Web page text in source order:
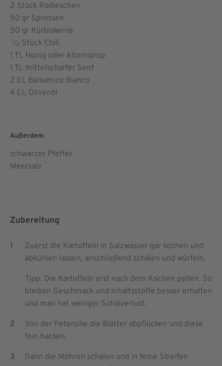
2 Stück Radieschen
50 gr Sprossen
50 gr Kürbiskerne
1⁄2 Stück Chili
1 TL Honig oder Ahornsirup
1 TL mittelscharfer Senf
2 EL Balsamico Bianco
4 EL Olivenöl
Außerdem
schwarzer Pfeffer
Meersalz
Zubereitung
Zuerst die Kartoffeln in Salzwasser gar kochen und
abkühlen lassen, anschließend schälen und würfeln.
Tipp: Die Kartoffeln erst nach dem Kochen pellen. So
bleiben Geschmack und Inhaltsstoffe besser erhalten
und man hat weniger Schälverlust.
Von der Petersilie die Blätter abpflücken und diese
fein hacken.
Dann die Möhren schälen und in feine Streifen